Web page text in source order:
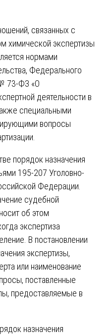
связанных с
химической экспертизы
нормами
Федерального
73-ФЗ «О
деятельности в
специальными
вопросы
порядок назначения
195-207 Уголовно-
Федерации.
судебной
об этом
экспертиза
В постановлении
экспертизы,
или наименование
поставленные
предоставляемые в
назначения